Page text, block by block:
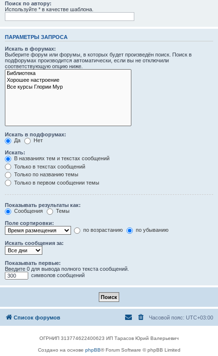
Поиск по автору:
Используйте * в качестве шаблона.
ПАРАМЕТРЫ ЗАПРОСА
Искать в форумах:
Выберите форум или форумы, в которых будет произведён поиск. Поиск в
подфорумах производится автоматически, если вы не отключили
соответствующую опцию ниже.
Искать в подфорумах:
Да
Нет
Искать:
В названиях тем и текстах сообщений
Только в текстах сообщений
Только по названию темы
Только в первом сообщении темы
Показывать результаты как:
Сообщения
Темы
Поле сортировки:
по возрастанию
по убыванию
Искать сообщения за:
Показывать первые:
Введите 0 для вывода полного текста сообщений.
символов сообщений
Список форумов Часовой пояс: UTC+03:00
ОГРНИП 313774622400623 ИП Тарасов Юрий Валерьевич
Создано на основе phpBB® Forum Software © phpBB Limited